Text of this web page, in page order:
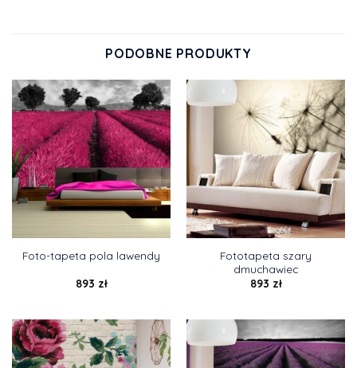
PODOBNE PRODUKTY
Foto-tapeta pola lawendy
893 zł
Fototapeta szary
dmuchawiec
893 zł